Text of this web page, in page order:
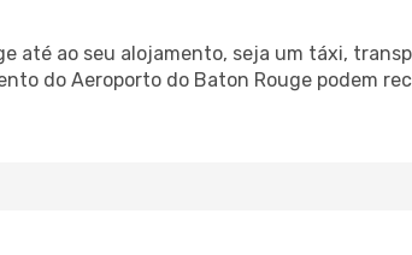
até ao seu alojamento, seja um táxi,
do Aeroporto do Baton Rouge podem